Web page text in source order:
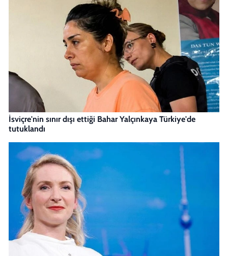
İsviçre'nin sınır dışı ettiği Bahar Yalçınkaya Türkiye'de
tutuklandı